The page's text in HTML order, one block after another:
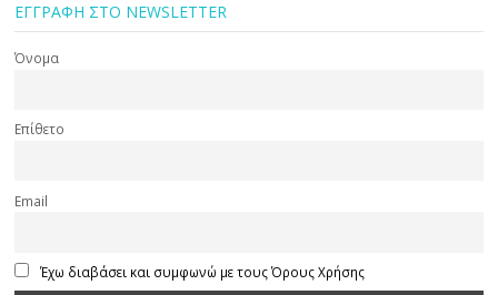
ΕΓΓΡΑΦΗ ΣΤΟ NEWSLETTER
Όνομα
Επίθετο
Email
Έχω διαβάσει και συμφωνώ με τους Όρους Χρήσης